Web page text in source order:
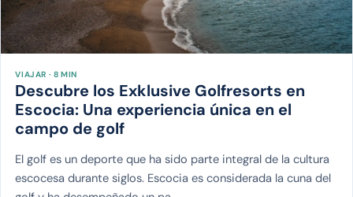
VIAJAR · 8 MIN
Descubre los Exklusive Golfresorts en
Escocia: Una experiencia única en el
campo de golf
El golf es un deporte que ha sido parte integral de la cultura
escocesa durante siglos. Escocia es considerada la cuna del